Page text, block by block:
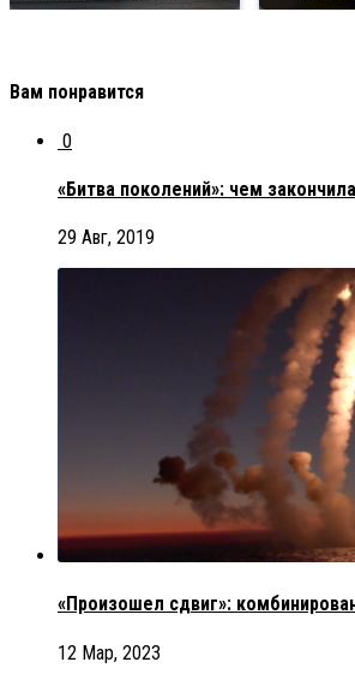
Вам понравится
0
«Битва поколений»: чем
29 Авг, 2019
«Произошел сдвиг»:
12 Мар, 2023